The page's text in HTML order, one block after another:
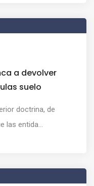
a devolver
suelo
doctrina, de
las entida...